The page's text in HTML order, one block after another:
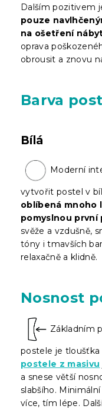
Dalším pozitivem
pouze
na ošetření
oprava
obrousit a znovu
Barva
Bílá
Moderní
vytvořit postel v
oblíbená mnoho
pomyslnou
svěže a vzdušně,
tóny i tmavších
relaxačně a klidně.
Nosnost
Základním
postele je
postele z masivu
a snese větší
slabšího.
více, tím lépe.